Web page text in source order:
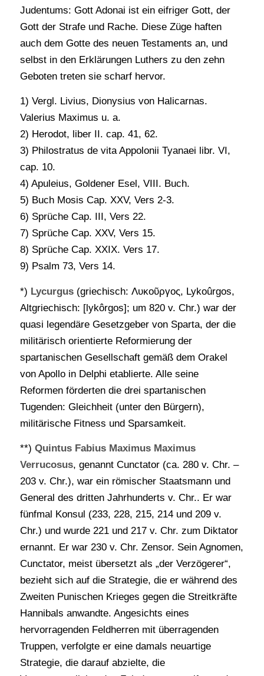
Judentums: Gott Adonai ist ein eifriger Gott, der
Gott der Strafe und Rache. Diese Züge haften
auch dem Gotte des neuen Testaments an, und
selbst in den Erklärungen Luthers zu den zehn
Geboten treten sie scharf hervor.
1) Vergl. Livius, Dionysius von Halicarnas.
Valerius Maximus u. a.
2) Herodot, liber II. cap. 41, 62.
3) Philostratus de vita Appolonii Tyanaei libr. VI,
cap. 10.
4) Apuleius, Goldener Esel, VIII. Buch.
5) Buch Mosis Cap. XXV, Vers 2-3.
6) Sprüche Cap. III, Vers 22.
7) Sprüche Cap. XXV, Vers 15.
8) Sprüche Cap. XXIX. Vers 17.
9) Psalm 73, Vers 14.
*) Lycurgus(griechisch: Λυκοῦργος, Lykoûrgos,
Altgriechisch: [lykôrɡos]; um 820 v. Chr.) war der
quasi legendäre Gesetzgeber von Sparta, der die
militärisch orientierte Reformierung der
spartanischen Gesellschaft gemäß dem Orakel
von Apollo in Delphi etablierte. Alle seine
Reformen förderten die drei spartanischen
Tugenden: Gleichheit (unter den Bürgern),
militärische Fitness und Sparsamkeit.
**) Quintus Fabius Maximus Maximus
Verrucosus, genannt Cunctator (ca. 280 v. Chr. –
203 v. Chr.), war ein römischer Staatsmann und
General des dritten Jahrhunderts v. Chr.. Er war
fünfmal Konsul (233, 228, 215, 214 und 209 v.
Chr.) und wurde 221 und 217 v. Chr. zum Diktator
ernannt. Er war 230 v. Chr. Zensor. Sein Agnomen,
Cunctator, meist übersetzt als „der Verzögerer“,
bezieht sich auf die Strategie, die er während des
Zweiten Punischen Krieges gegen die Streitkräfte
Hannibals anwandte. Angesichts eines
hervorragenden Feldherren mit überragenden
Truppen, verfolgte er eine damals neuartige
Strategie, die darauf abzielte, die